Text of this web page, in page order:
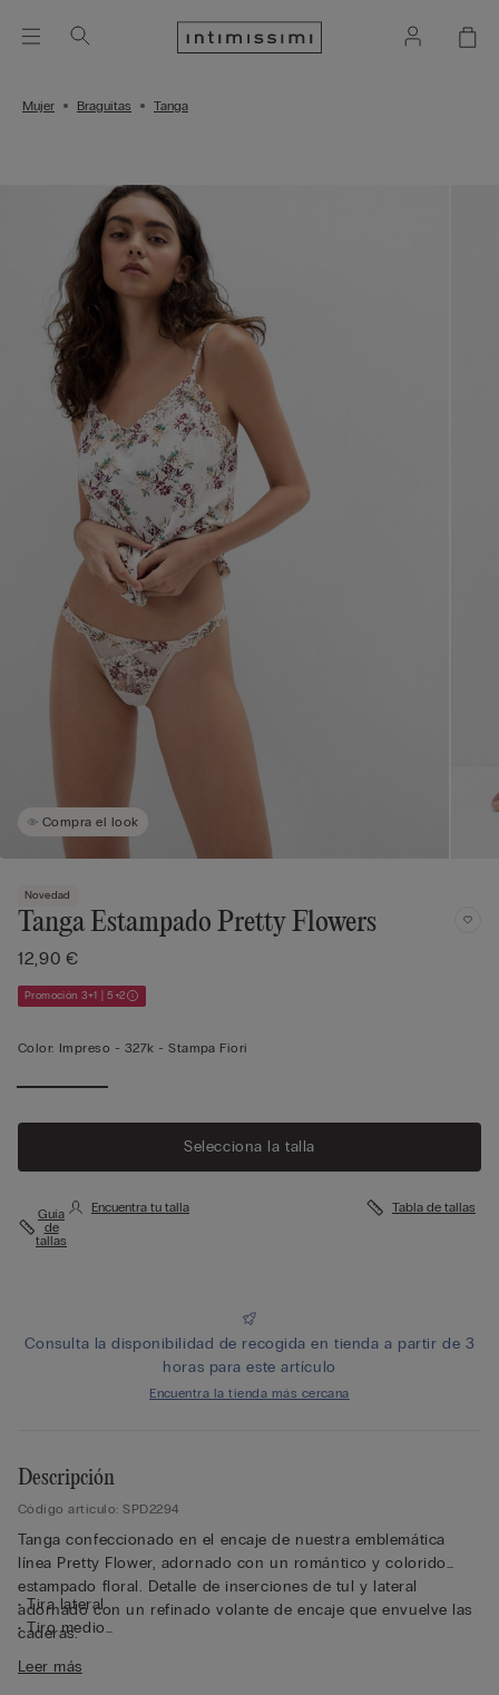
Mujer Braguitas Tanga
Compra el look
Novedad
Tanga Estampado Pretty Flowers
12,90 €
Promoción 3+1 | 5+2
Color: Impreso - 327k - Stampa Fiori
Selecciona la talla
Guía
de
tallas
Encuentra tu talla Tabla de tallas
Consulta la disponibilidad de recogida en tienda a partir de 3
horas para este artículo
Encuentra la tienda más cercana
Descripción
Código artículo: SPD2294
Tanga confeccionado en el encaje de nuestra emblemática
línea Pretty Flower, adornado con un romántico y colorido
estampado floral. Detalle de inserciones de tul y lateral
adornado con un refinado volante de encaje que envuelve las
caderas.
• Tira lateral
• Tiro medio
• Corte ceñido
Leer más